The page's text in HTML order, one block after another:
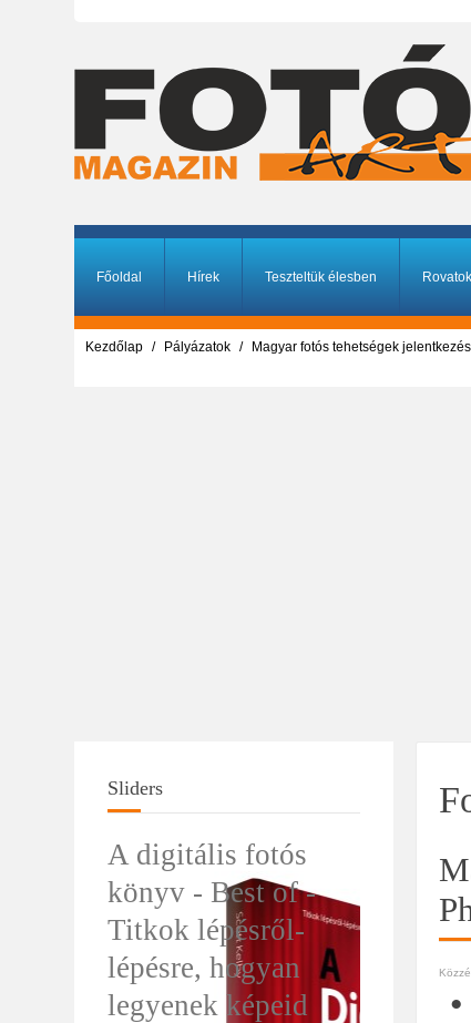
Főoldal Hírek Teszteltük élesben Rovatok
Kezdőlap Pályázatok Magyar fotós tehetségek
●
Sliders
A digitális fotós
könyv - Best of -
Titkok lépésről-
lépésre, hogyan
legyenek képeid